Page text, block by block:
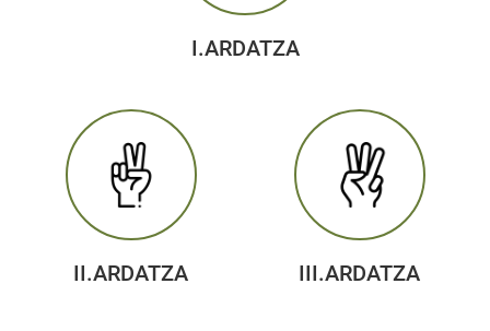
I.ARDATZA
II.ARDATZA III.ARDATZA